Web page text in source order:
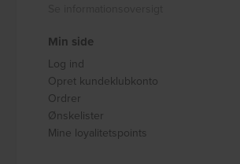
Min side
Log ind
Opret kundeklubkonto
Ordrer
Ønskelister
Mine loyalitetspoints